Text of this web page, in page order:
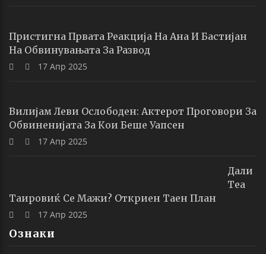
Пристигна Првата Реакција На Ана И Бастијан
На Обвинувањата За Развод
17 Апр 2025
Вилијам Леви Ослободен: Актерот Проговори За
Обвиненијата За Кои Беше Уапсен
17 Апр 2025
Дали
Теа
Таировиќ Се Мажи? Откриен Таен План
17 Апр 2025
Ознаки